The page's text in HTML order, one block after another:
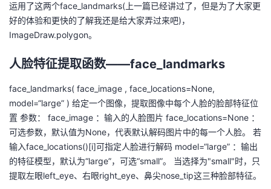
我
的
博
我
的
坛
我
圈
子
的
直
播
我
的
活
我
的
运用了这两个face_landmarks(上一篇已经讲过了，但是为了大家更
好的体验和更快的了解我还是给大家弄过来吧)，
ImageDraw.polygon。
人脸特征提取函数——face_landmarks
face_landmarks( face_image , face_locations=None,
model=“large” ) 给定一个图像，提取图像中每个人脸的脸部特征位
置 参数： face_image ：输入的人脸图片 face_locations=None ：
可选参数，默认值为None，代表默认解码图片中的每一个人脸。 若
输入face_locations()[i]可指定人脸进行解码 model=“large” ：输出
的特征模型，默认为“large”，可选“small”。 当选择为"small"时，只
提取左眼left_eye、右眼right_eye、鼻尖nose_tip这三种脸部特征。